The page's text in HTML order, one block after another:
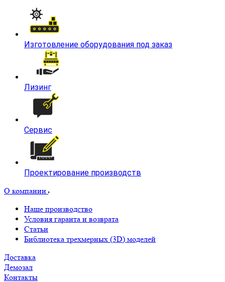
Изготовление оборудования под заказ
Лизинг
Сервис
Проектирование производств
О компании
Наше производство
Условия гаранта и возврата
Статьи
Библиотека трехмерных (3D) моделей
Доставка
Демозал
Контакты